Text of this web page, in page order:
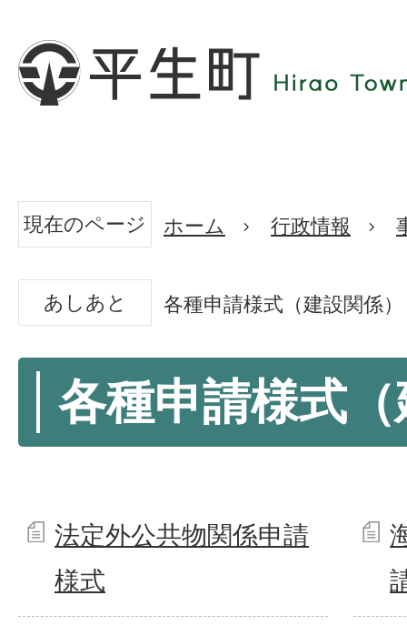
現在のページ ホーム 行政情報
あしあと 各種申請様式（建設関係）
各種申請様式
法定外公共物関係申請
様式